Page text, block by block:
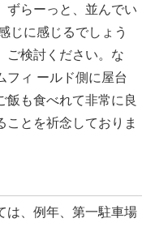
ずらーっと、並んでい
じに感じるでしょう
ご検討ください。な
フィ ールド側に屋台
飯も⾷べれて非常に良
ことを祈念しておりま
は、例年、第一駐車場